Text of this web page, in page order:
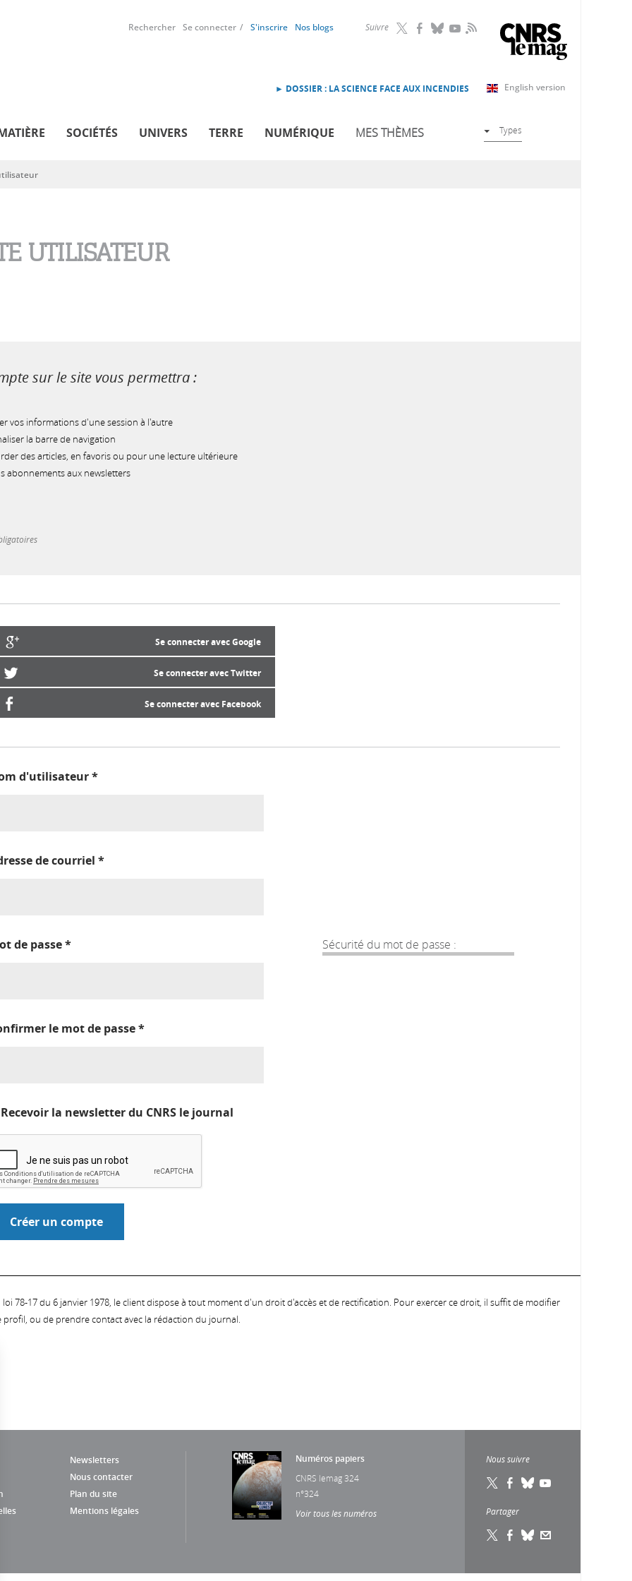
Suivre RSS
Rechercher Se connecter S'inscrire Nos blogs
English version
► DOSSIER : LA SCIENCE FACE AUX INCENDIES
SOCIÉTÉS UNIVERS TERRE NUMÉRIQUE MES THÈMES Types
UTILISATEUR
sur le site vous permettra :
vos informations d'une session à l'autre
la barre de navigation
des articles, en favoris ou pour une lecture ultérieure
abonnements aux newsletters
Se connecter avec Google
Se connecter avec Twitter
Se connecter avec Facebook
d'utilisateur*
de courriel *
Sécurité du mot de passe :
de passe*
le mot de passe*
Recevoir la newsletter du CNRS le journal
78-17 du 6 janvier 1978, le client dispose à tout moment d'un droit d'accès et de rectification. Pour exercer ce droit, il suffit de modifier
ou de prendre contact avec la rédaction du journal.
Newsletters
Nous contacter
Plan du site
Mentions légales
Numéros papiers
CNRS lemag 324
n°324
Voir tous les numéros
Nous suivre
Partager